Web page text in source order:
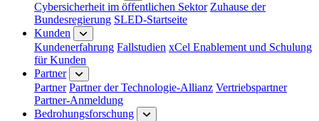
Cybersicherheit im öffentlichen Sektor Zuhause der
Bundesregierung SLED-Startseite
Kunden
Kundenerfahrung Fallstudien xCel Enablement und Schulung
für Kunden
Partner
Partner Partner der Technologie-Allianz Vertriebspartner
Partner-Anmeldung
Bedrohungsforschung